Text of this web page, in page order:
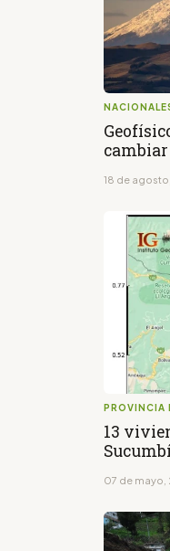
18 de
PROVINCIA
13
07 de mayo,